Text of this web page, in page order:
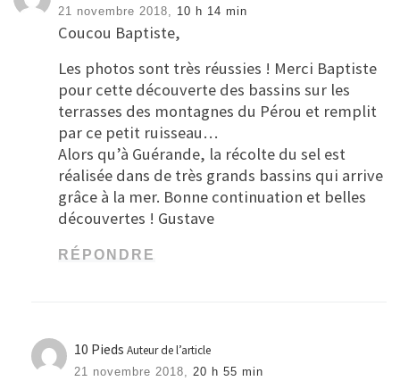
21 novembre 2018, 10 h 14 min
Coucou Baptiste,
Les photos sont très réussies ! Merci Baptiste
pour cette découverte des bassins sur les
terrasses des montagnes du Pérou et remplit
par ce petit ruisseau…
Alors qu’à Guérande, la récolte du sel est
réalisée dans de très grands bassins qui arrive
grâce à la mer. Bonne continuation et belles
découvertes ! Gustave
RÉPONDRE
10 Pieds Auteur de l’article
21 novembre 2018, 20 h 55 min